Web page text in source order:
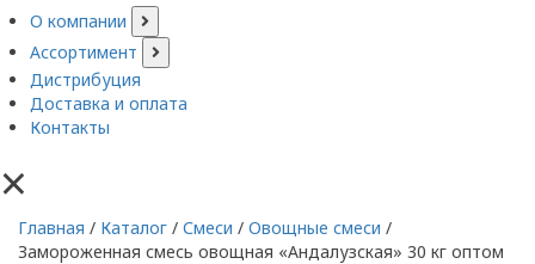
О компании
Ассортимент
Дистрибуция
Доставка и оплата
Контакты
×
Главная / Каталог / Смеси / Овощные смеси /
Замороженная смесь овощная «Андалузская» 30 кг оптом